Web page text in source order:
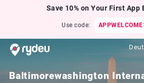
Save 10% on Your First App
Use code:
Baltimorewashington